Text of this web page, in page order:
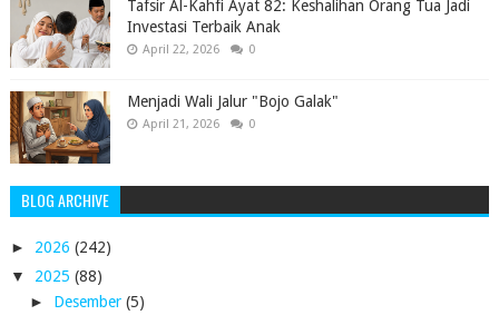
Tafsir Al-Kahfi Ayat 82: Keshalihan Orang Tua Jadi
Investasi Terbaik Anak
April 22, 2026 0
Menjadi Wali Jalur "Bojo Galak"
April 21, 2026 0
BLOG ARCHIVE
► 2026 (242)
▼ 2025 (88)
► Desember (5)